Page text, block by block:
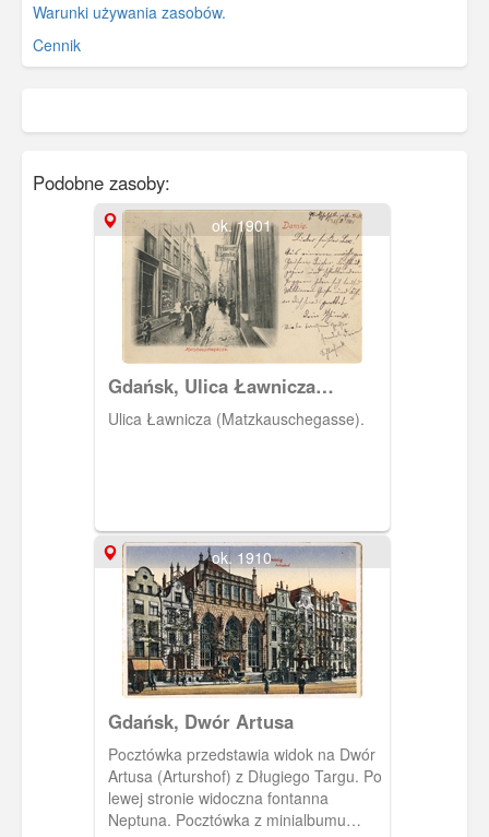
Warunki używania zasobów.
Cennik
Podobne zasoby:
ok. 1901
Gdańsk, Ulica Ławnicza
(Matzkauschegasse)
Ulica Ławnicza (Matzkauschegasse).
ok. 1910
Gdańsk, Dwór Artusa
Pocztówka przedstawia widok na Dwór
Artusa (Arturshof) z Długiego Targu. Po
lewej stronie widoczna fontanna
Neptuna. Pocztówka z minialbumu